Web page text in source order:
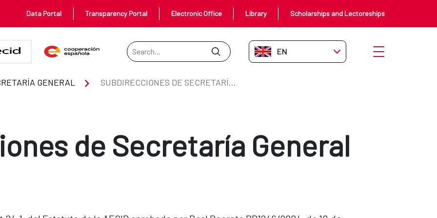
Data Portal Transparency Portal Electronic Office Library Scholarships and Lectoreships
Search Bar
EN-GB Open menu
GENERAL SUBDIRECCIONES DE SECRETARÍA GENERAL
de Secretaría General